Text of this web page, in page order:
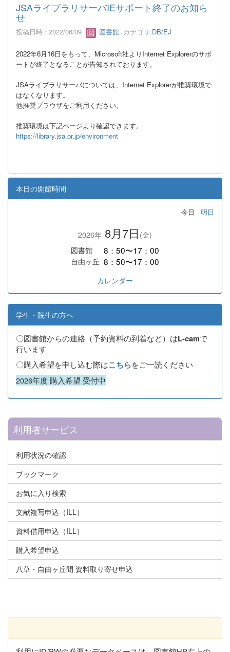
JSAライブラリサーバIEサポート終了のお知ら
せ
投稿日時 : 2022/06/09 図書館 カテゴリ:DB/EJ
2022年6月16日をもって、Microsoft社よりInternet Explorerのサポ
ートが終了となることが告知されております。
JSAライブラリサーバについては、Internet Explorerが推奨環境で
はなくなります。
他推奨ブラウザをご利用ください。
推奨環境は下記ページより確認できます。
https://library.jsa.or.jp/environment
本日の開館時間
今日 明日
2026年 8月7日 (金)
図書館
8：50〜17：00
自由ヶ丘 8：50〜17：00
カレンダー
学生・院生の方へ
〇図書館からの連絡（予約資料の到着など）はL-camで
行います
〇購入希望を申し込む際はこちらをご一読ください
2026年度 購入希望 受付中
利用者サービス
利用状況の確認
ブックマーク
お気に入り検索
文献複写申込（ILL）
資料借用申込（ILL）
購入希望申込
八草・自由ヶ丘間 資料取り寄せ申込